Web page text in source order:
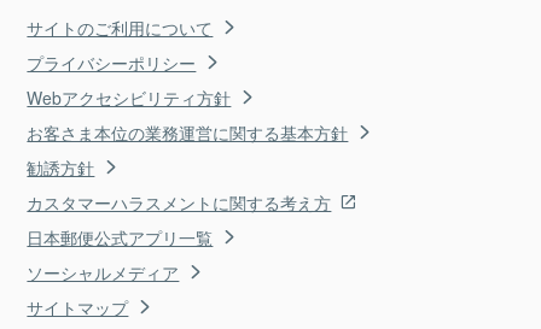
サイトのご利用について
プライバシーポリシー
Webアクセシビリティ方針
お客さま本位の業務運営に関する基本方針
勧誘方針
カスタマーハラスメントに関する考え方
日本郵便公式アプリ一覧
ソーシャルメディア
サイトマップ